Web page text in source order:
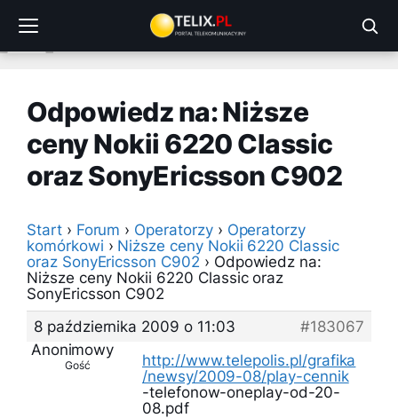
treści
Odpowiedz na: Niższe
ceny Nokii 6220 Classic
oraz SonyEricsson C902
Start › Forum › Operatorzy › Operatorzy
komórkowi › Niższe ceny Nokii 6220 Classic
oraz SonyEricsson C902 › Odpowiedz na:
Niższe ceny Nokii 6220 Classic oraz
SonyEricsson C902
8 października 2009 o 11:03
#183067
Anonimowy
Gość
http://www.telepolis.pl/grafika
/newsy/2009-08/play-cennik
-telefonow-oneplay-od-20-
08.pdf